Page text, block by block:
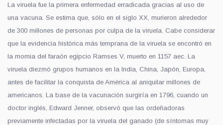
La viruela fue la primera enfermedad erradicada gracias al uso de
una vacuna. Se estima que, sólo en el siglo XX, murieron alrededor
de 300 millones de personas por culpa de la viruela. Cabe considerar
que la evidencia histórica más temprana de la viruela se encontró en
la momia del faraón egipcio Ramses V, muerto en 1157 aec. La
viruela diezmó grupos humanos en la India, China, Japón, Europa,
antes de facilitar la conquista de América al aniquilar millones de
americanos. La base de la vacunación surgiría en 1796, cuando un
doctor inglés, Edward Jenner, observó que las ordeñadoras
previamente infectadas por la viruela del ganado (de síntomas muy